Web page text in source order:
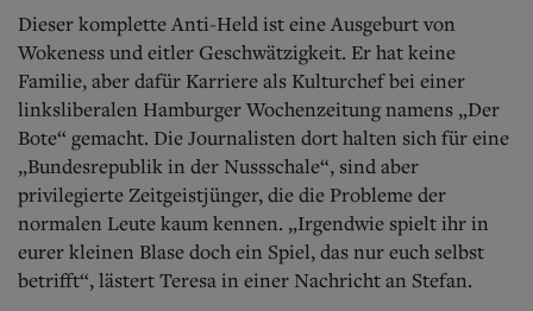
Dieser komplette Anti-Held ist eine Ausgeburt von
Wokeness und eitler Geschwätzigkeit. Er hat keine
Familie, aber dafür Karriere als Kulturchef bei einer
linksliberalen Hamburger Wochenzeitung namens „Der
Bote“ gemacht. Die Journalisten dort halten sich für eine
„Bundesrepublik in der Nussschale“, sind aber
privilegierte Zeitgeistjünger, die die Probleme der
normalen Leute kaum kennen. „Irgendwie spielt ihr in
eurer kleinen Blase doch ein Spiel, das nur euch selbst
betrifft“, lästert Teresa in einer Nachricht an Stefan.